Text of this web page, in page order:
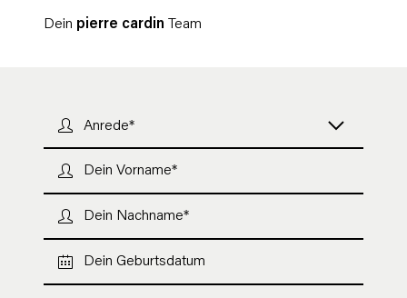
Dein pierre cardin Team
Anrede*